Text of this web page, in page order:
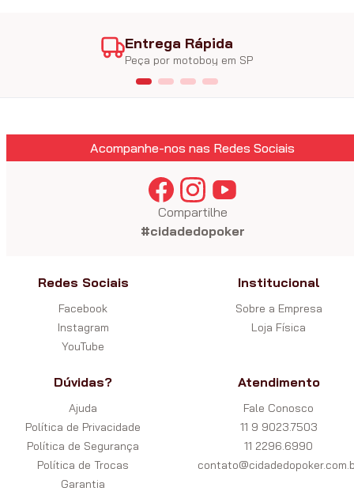
Entrega Rápida
Peça por motoboy em SP
Acompanhe-nos nas Redes Sociais
Compartilhe
#cidadedopoker
Redes Sociais
Facebook
Instagram
YouTube
Institucional
Sobre a Empresa
Loja Física
Dúvidas?
Ajuda
Política de Privacidade
Política de Segurança
Política de Trocas
Garantia
Atendimento
Fale Conosco
11 9 9023.7503
11 2296.6990